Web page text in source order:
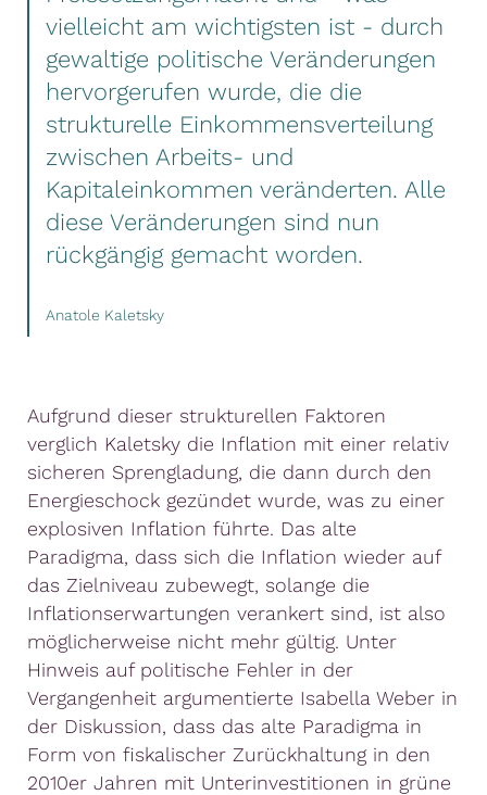
vielleicht am wichtigsten ist - durch
gewaltige politische Veränderungen
hervorgerufen wurde, die die
strukturelle Einkommensverteilung
zwischen Arbeits- und
Kapitaleinkommen veränderten. Alle
diese Veränderungen sind nun
rückgängig gemacht worden.
Anatole Kaletsky
Aufgrund dieser strukturellen Faktoren
verglich Kaletsky die Inflation mit einer relativ
sicheren Sprengladung, die dann durch den
Energieschock gezündet wurde, was zu einer
explosiven Inflation führte. Das alte
Paradigma, dass sich die Inflation wieder auf
das Zielniveau zubewegt, solange die
Inflationserwartungen verankert sind, ist also
möglicherweise nicht mehr gültig. Unter
Hinweis auf politische Fehler in der
Vergangenheit argumentierte Isabella Weber in
der Diskussion, dass das alte Paradigma in
Form von fiskalischer Zurückhaltung in den
2010er Jahren mit Unterinvestitionen in grüne